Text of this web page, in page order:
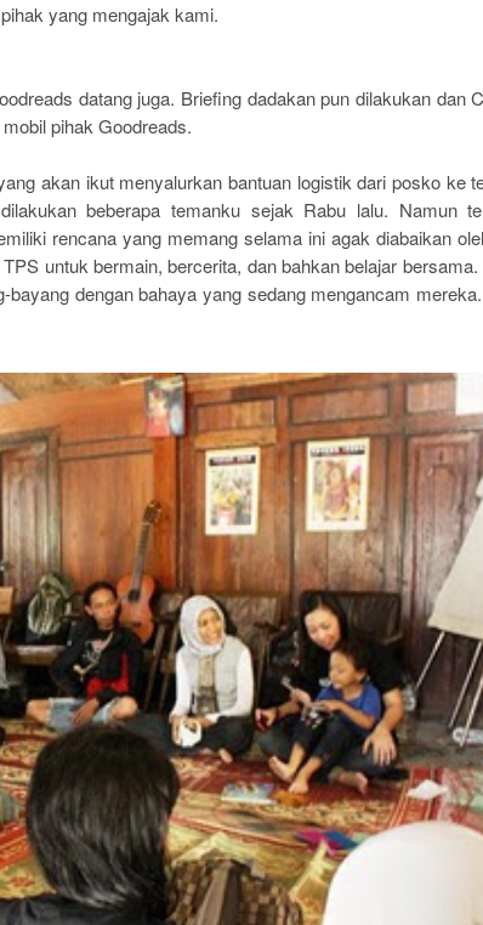
yang mengajak kami.
datang juga. Briefing dadakan pun dilakukan dan
pihak Goodreads.
akan ikut menyalurkan bantuan logistik dari posko ke
beberapa temanku sejak Rabu lalu. Namun
rencana yang memang selama ini agak diabaikan
untuk bermain, bercerita, dan bahkan belajar bersama.
dengan bahaya yang sedang mengancam